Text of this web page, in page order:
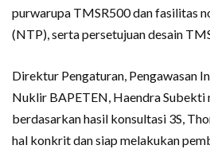
purwarupa TMSR500 dan fasilitas
(NTP), serta persetujuan desain
Direktur Pengaturan, Pengawasan
Nuklir BAPETEN, Haendra Subekti
berdasarkan hasil konsultasi 3S,
hal konkrit dan siap melakukan